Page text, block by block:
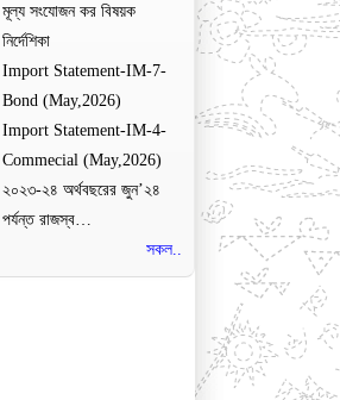
মূল্য সংযোজন কর বিষয়ক
নির্দেশিকা
Import Statement-IM-7-
Bond (May,2026)
Import Statement-IM-4-
Commecial (May,2026)
২০২৩-২৪ অর্থবছরের জুন’২৪
পর্যন্ত রাজস্ব…
সকল..